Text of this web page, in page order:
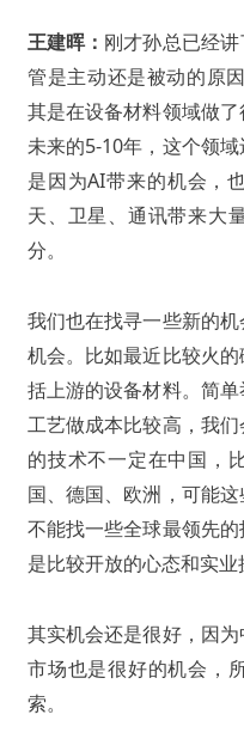
王建晖： 刚才孙总已经
管是主动还是被动的原
其是在设备材料领域做
未来的5-10年，这个领
是因为AI带来的机会，
天、卫星、通讯带来大
分。
我们也在找寻一些新的
机会。比如最近比较火
括上游的设备材料。简
工艺做成本比较高，我
的技术不一定在中国，
国、德国、欧洲，可能
不能找一些全球最领先
是比较开放的心态和实业
其实机会还是很好，因
市场也是很好的机会，
索。